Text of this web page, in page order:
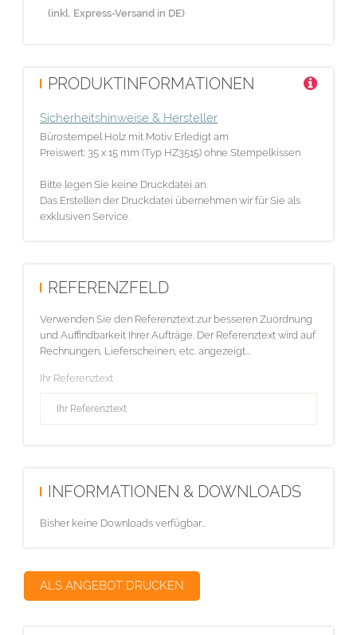
(inkl. Express-Versand in DE)
PRODUKTINFORMATIONEN
Sicherheitshinweise & Hersteller
Bürostempel Holz mit Motiv Erledigt am
Preiswert: 35 x 15 mm (Typ HZ3515) ohne Stempelkissen
Bitte legen Sie keine Druckdatei an.
Das Erstellen der Druckdatei übernehmen wir für Sie als
exklusiven Service.
REFERENZFELD
Verwenden Sie den Referenztext zur besseren Zuordnung
und Auffindbarkeit Ihrer Aufträge. Der Referenztext wird auf
Rechnungen, Lieferscheinen, etc. angezeigt...
Ihr Referenztext
INFORMATIONEN & DOWNLOADS
Bisher keine Downloads verfügbar...
ALS ANGEBOT DRUCKEN